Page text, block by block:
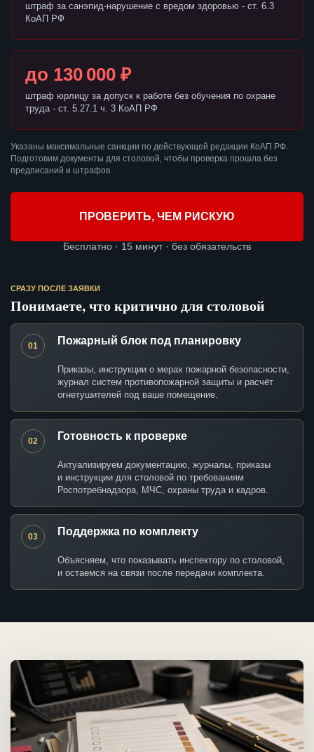
штраф за санэпид-нарушение с вредом здоровью - ст. 6.3
КоАП РФ
до 130 000 ₽
штраф юрлицу за допуск к работе без обучения по охране
труда - ст. 5.27.1 ч. 3 КоАП РФ
Указаны максимальные санкции по действующей редакции КоАП РФ.
Подготовим документы для столовой, чтобы проверка прошла без
предписаний и штрафов.
ПРОВЕРИТЬ, ЧЕМ РИСКУЮ
Бесплатно · 15 минут · без обязательств
СРАЗУ ПОСЛЕ ЗАЯВКИ
Понимаете, что критично для столовой
01 Пожарный блок под планировку
Приказы, инструкции о мерах пожарной безопасности,
журнал систем противопожарной защиты и расчёт
огнетушителей под ваше помещение.
02 Готовность к проверке
Актуализируем документацию, журналы, приказы
и инструкции для столовой по требованиям
Роспотребнадзора, МЧС, охраны труда и кадров.
03 Поддержка по комплекту
Объясняем, что показывать инспектору по столовой,
и остаемся на связи после передачи комплекта.